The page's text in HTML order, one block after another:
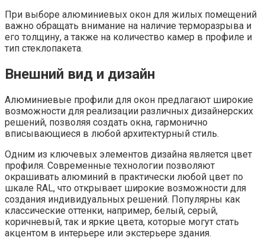
При выборе алюминиевых окон для жилых помещений
важно обращать внимание на наличие терморазрыва и
его толщину, а также на количество камер в профиле и
тип стеклопакета.
Внешний вид и дизайн
Алюминиевые профили для окон предлагают широкие
возможности для реализации различных дизайнерских
решений, позволяя создать окна, гармонично
вписывающиеся в любой архитектурный стиль.
Одним из ключевых элементов дизайна является цвет
профиля. Современные технологии позволяют
окрашивать алюминий в практически любой цвет по
шкале RAL, что открывает широкие возможности для
создания индивидуальных решений. Популярны как
классические оттенки, например, белый, серый,
коричневый, так и яркие цвета, которые могут стать
акцентом в интерьере или экстерьере здания.